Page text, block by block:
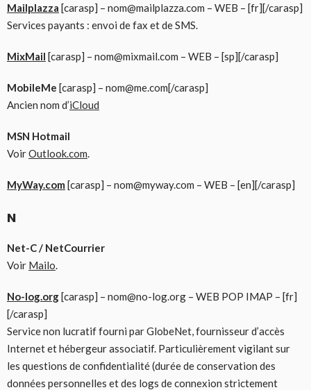
Mailplazza [carasp] – nom@mailplazza.com – WEB – [fr][/carasp]
Services payants : envoi de fax et de SMS.
MixMail [carasp] – nom@mixmail.com – WEB – [sp][/carasp]
MobileMe [carasp] – nom@me.com[/carasp]
Ancien nom d’iCloud
MSN Hotmail
VoirOutlook.com.
MyWay.com [carasp] – nom@myway.com – WEB – [en][/carasp]
N
Net-C / NetCourrier
Voir Mailo.
No-log.org[carasp] – nom@no-log.org – WEB POP IMAP – [fr]
[/carasp]
Service non lucratif fourni par GlobeNet, fournisseur d’accès
Internet et hébergeur associatif. Particulièrement vigilant sur
les questions de confidentialité (durée de conservation des
données personnelles et des logs de connexion strictement